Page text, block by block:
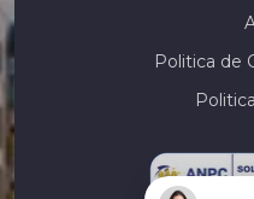
Apartamente de vanzare in
Case de vanzare
Case de vanzare in Constanta
Case de vanzare in Constanta
Case de vanzare in Constanta
Politica de